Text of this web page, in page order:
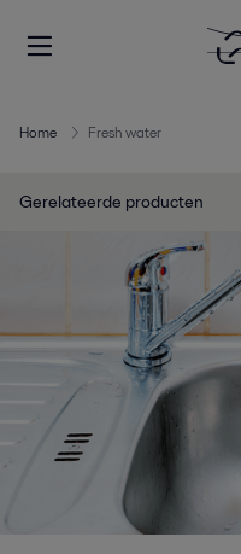
Home Fresh water
Gerelateerde producten